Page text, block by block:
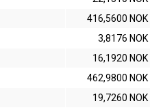
416,5600 NOK
3,8176 NOK
16,1920 NOK
462,9800 NOK
19,7260 NOK